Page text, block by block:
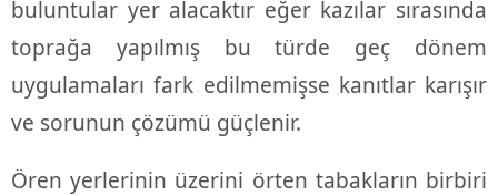
buluntular yer alacaktır eğer kazılar sırasında
toprağa yapılmış bu türde geç dönem
uygulamaları fark edilmemişse kanıtlar karışır
ve sorunun çözümü güçlenir.
Ören yerlerinin üzerini örten tabakların birbiri